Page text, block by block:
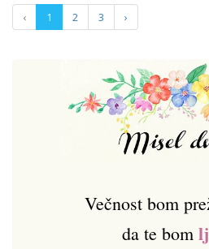
‹ 1 2 3 ›
Večnost bom
da te bom